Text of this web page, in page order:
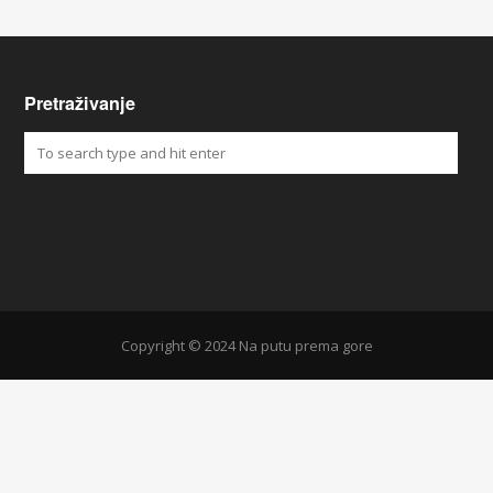
Pretraživanje
Copyright © 2024 Na putu prema gore